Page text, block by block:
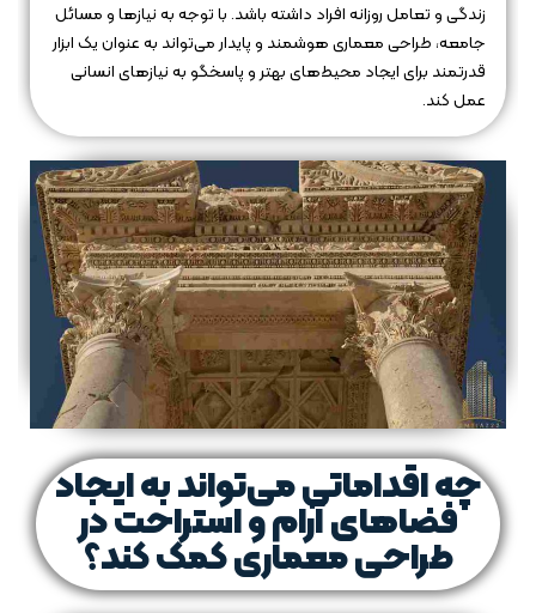
زندگی و تعامل روزانه افراد داشته باشد. با توجه به نیازها و مسائل
جامعه، طراحی معماری هوشمند و پایدار می‌تواند به عنوان یک ابزار
قدرتمند برای ایجاد محیط‌های بهتر و پاسخگو به نیازهای انسانی
عمل کند.
چه اقداماتی می‌تواند به ایجاد
فضاهای آرام و استراحت در
طراحی معماری کمک کند؟